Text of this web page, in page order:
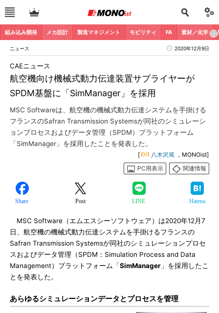
組み込み開発 メカ設計 製造マネジメント モビリティ FA 素材／化学
ニュース 2020年12月9日
航空機向け機械式動力伝達装置サプライヤーが
SPDM基盤に「SimManager」を採用
CAEニュース
MSC Softwareは、航空機の機械式動力伝達システムを手掛ける
フランスのSafran Transmission Systemsが同社のシミュレーシ
ョンプロセスおよびデータ管理（SPDM）プラットフォーム
「SimManager」を採用したことを発表した。
[ 八木沢篤 ，MONOist]
PC用表示
関連情報
Share Post LINE Hatena
MSC Software（エムエスシーソフトウェア）は2020年12月7
日、航空機の機械式動力伝達システムを手掛けるフランスの
Safran Transmission Systemsが同社のシミュレーションプロセ
スおよびデータ管理（SPDM：Simulation Process and Data
Management）プラットフォーム「SimManager 」を採用したこ
とを発表した。
あらゆるシミュレーションデータとプロセスを管理